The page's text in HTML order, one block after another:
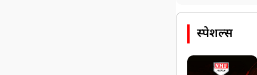
स्पेशल्स